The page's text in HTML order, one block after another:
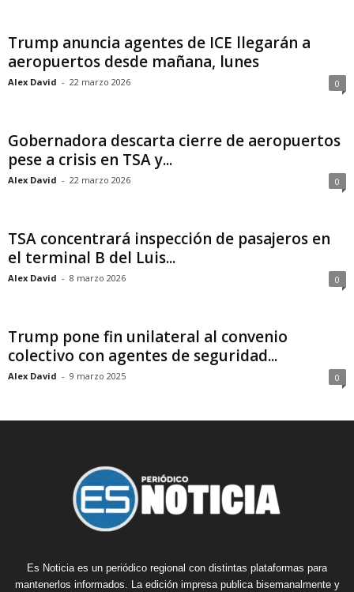
Trump anuncia agentes de ICE llegarán a
aeropuertos desde mañana, lunes
Alex David - 22 marzo 2026 0
Gobernadora descarta cierre de aeropuertos
pese a crisis en TSA y...
Alex David - 22 marzo 2026 0
TSA concentrará inspección de pasajeros en
el terminal B del Luis...
Alex David - 8 marzo 2026 0
Trump pone fin unilateral al convenio
colectivo con agentes de seguridad...
Alex David - 9 marzo 2025 0
Es Noticia es un periódico regional con distintas plataformas para
mantenerlos informados. La edición impresa publica bisemanalmente y